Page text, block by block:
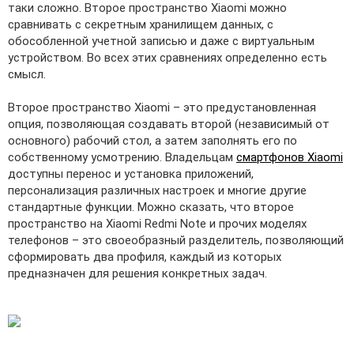
таки сложно. Второе пространство Xiaomi можно
сравнивать с секретным хранилищем данных, с
обособленной учетной записью и даже с виртуальным
устройством. Во всех этих сравнениях определенно есть
смысл.
Второе пространство Xiaomi – это предустановленная
опция, позволяющая создавать второй (независимый от
основного) рабочий стол, а затем заполнять его по
собственному усмотрению. Владельцам смартфонов Xiaomi
доступны перенос и установка приложений,
персонализация различных настроек и многие другие
стандартные функции. Можно сказать, что второе
пространство на Xiaomi Redmi Note и прочих моделях
телефонов – это своеобразный разделитель, позволяющий
сформировать два профиля, каждый из которых
предназначен для решения конкретных задач.